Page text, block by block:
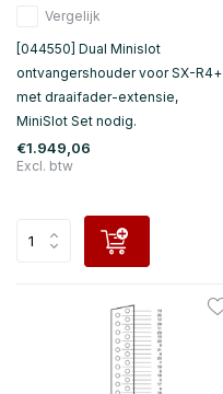
Vergelijk
[044550] Dual Minislot
ontvangershouder voor SX-R4+
met draaifader-extensie,
MiniSlot Set nodig.
€1.949,06
Excl. btw